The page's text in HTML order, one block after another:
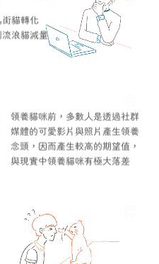
貓轉化
浪貓減量
領養貓咪前，多數人是透過社群
媒體的可愛影片與照片產生領養
念頭，因而產生較高的期望值，
與現實中領養貓咪有極大落差